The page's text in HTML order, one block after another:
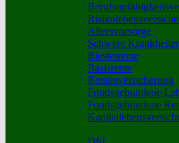
Altersvorsorge
Schwere
Riesterrente
Basisrente
Rentenversicherung
Fondsgebundene
Fondsgebundene